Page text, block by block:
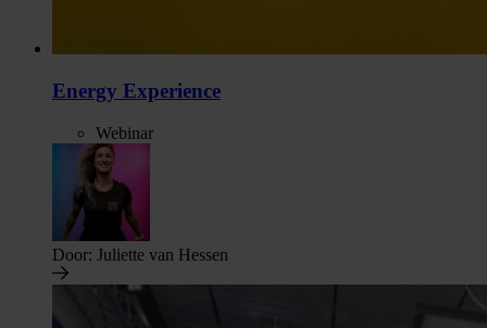
Energy Experience
Webinar
Door: Juliette van Hessen